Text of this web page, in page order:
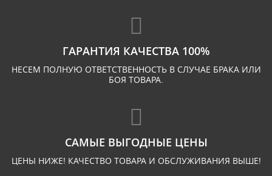
ГАРАНТИЯ КАЧЕСТВА 100%
НЕСЕМ ПОЛНУЮ ОТВЕТСТВЕННОСТЬ В СЛУЧАЕ БРАКА ИЛИ
БОЯ ТОВАРА.
САМЫЕ ВЫГОДНЫЕ ЦЕНЫ
ЦЕНЫ НИЖЕ! КАЧЕСТВО ТОВАРА И ОБСЛУЖИВАНИЯ ВЫШЕ!